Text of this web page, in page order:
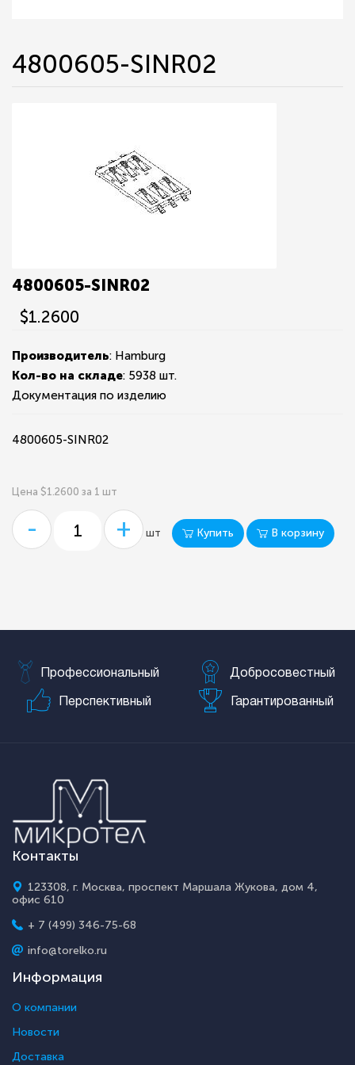
4800605-SINR02
4800605-SINR02
$1.2600
Производитель: Hamburg
Кол-во на складе: 5938 шт.
Документация по изделию
4800605-SINR02
Цена $1.2600 за 1 шт
- + шт Купить В корзину
Профессиональный Добросовестный
Перспективный Гарантированный
Контакты
123308, г. Москва, проспект Маршала Жукова, дом 4,
офис 610
+ 7 (499) 346-75-68
info@torelko.ru
Информация
О компании
Новости
Доставка